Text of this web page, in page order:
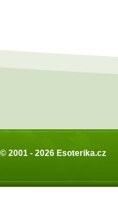
© 2001 - 2026 Esoterika.cz